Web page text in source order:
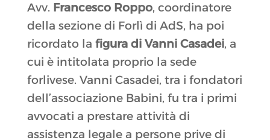
Avv. Francesco Roppo, coordinatore
della sezione di Forlì di AdS, ha poi
ricordato la figura di Vanni Casadei, a
cui è intitolata proprio la sede
forlivese. Vanni Casadei, tra i fondatori
dell’associazione Babini, fu tra i primi
avvocati a prestare attività di
assistenza legale a persone prive di